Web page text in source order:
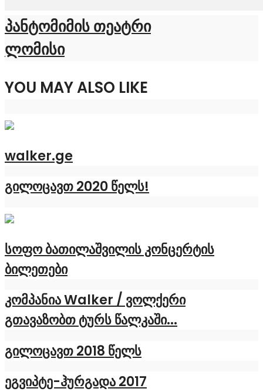
პანტომიმის თეატრი
ლომისი
YOU MAY ALSO LIKE
walker.ge
გილოცავთ 2020 წელს!
სოფო ბათილაშვილის კონცერტის
ბილეთები
კომპანია Walker / ვოლქერი
გთავაზობთ ტურს წალკაში...
გილოცავთ 2018 წელს
ეგვიპტე-ჰურგადა 2017